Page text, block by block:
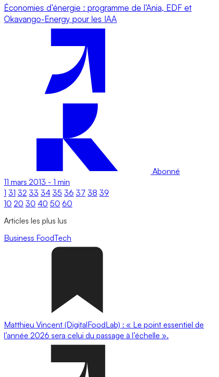
Économies d’énergie : programme de l’Ania, EDF et
Okavango-Energy pour les IAA
Abonné
11 mars 2013 - 1 min
1 31 32 33 34 35 36 37 38 39
10 20 30 40 50 60
Articles les plus lus
Business FoodTech
Matthieu Vincent (DigitalFoodLab) : « Le point essentiel de
l’année 2026 sera celui du passage à l’échelle ».